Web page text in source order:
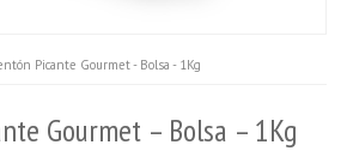
Picante Gourmet - Bolsa - 1Kg
Gourmet – Bolsa – 1Kg